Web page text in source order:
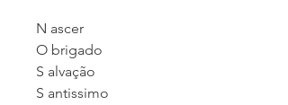
N ascer
O brigado
S alvação
S antissimo